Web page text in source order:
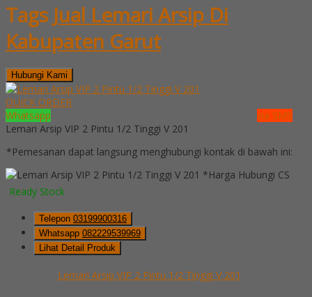
Tags Jual Lemari Arsip Di
Kabupaten Garut
Hubungi Kami
QUICK ORDER
Whatsapp
via SMS
Lemari Arsip VIP 2 Pintu 1/2 Tinggi V 201
*Pemesanan dapat langsung menghubungi kontak di bawah ini:
*Harga Hubungi CS
Ready Stock
Telepon 03199900316
Whatsapp 082229539969
Lihat Detail Produk
Lemari Arsip VIP 2 Pintu 1/2 Tinggi V 201